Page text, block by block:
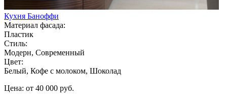
Кухня Баноффи
Материал фасада:
Пластик
Стиль:
Модерн, Современный
Цвет:
Белый, Кофе с молоком, Шоколад
Цена: от 40 000 руб.